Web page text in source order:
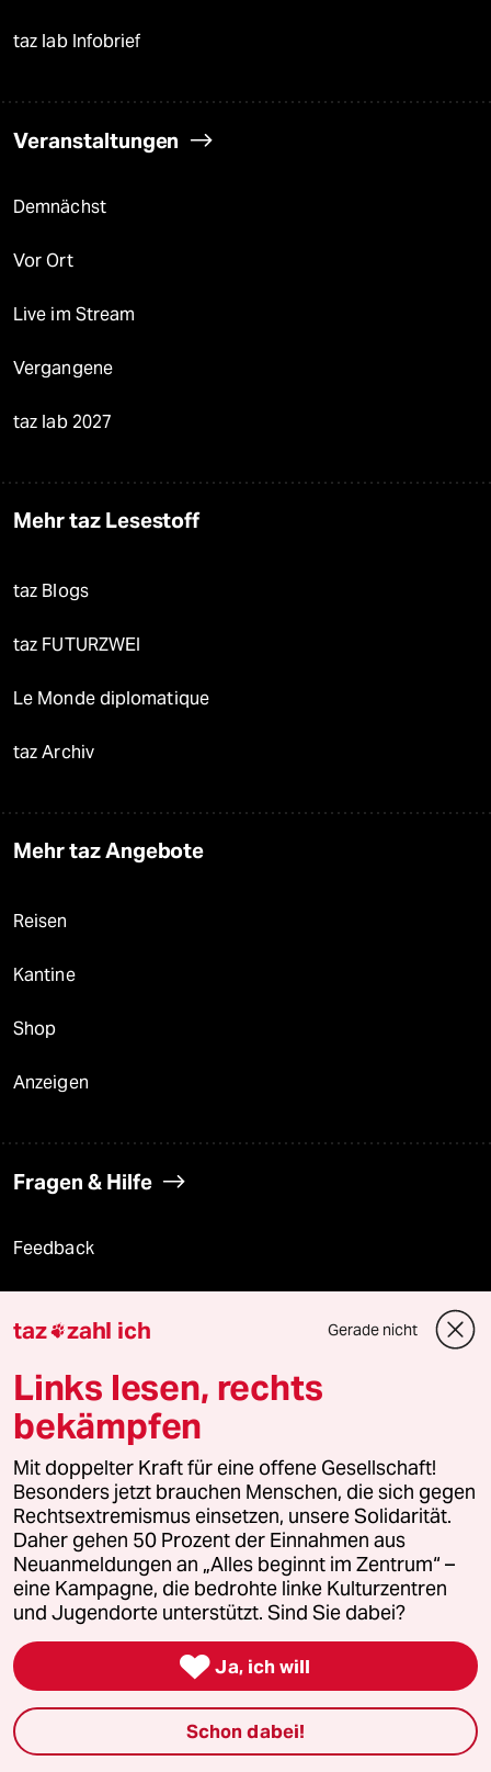
taz lab Infobrief
Veranstaltungen
Demnächst
Vor Ort
Live im Stream
Vergangene
taz lab 2027
Mehr taz Lesestoff
taz Blogs
taz FUTURZWEI
Le Monde diplomatique
taz Archiv
Mehr taz Angebote
Reisen
Kantine
Shop
Anzeigen
Fragen & Hilfe
Feedback
Downloads für Abonnierende
© 2026 taz Verlags und Vertriebs GmbH
Alle Rechte vorbehalten. Bei rechtlichen Fragen oder für Genehmigungen
wenden Sie sich bitte anlizenzen@taz.de
Feedback Redaktionsstatut Kommune-Richtlinien
Leitlinie Datenschutz Impressum
Seitenwende Einwilligungen widerrufen (Ads)
taz zahl ich Gerade nicht
Links lesen, rechts
bekämpfen
Mit doppelter Kraft für eine offene Gesellschaft!
Besonders jetzt brauchen Menschen, die sich gegen
Rechtsextremismus einsetzen, unsere Solidarität.
Daher gehen 50 Prozent der Einnahmen aus
Neuanmeldungen an „Alles beginnt im Zentrum“ –
eine Kampagne, die bedrohte linke Kulturzentren
und Jugendorte unterstützt. Sind Sie dabei?
 Ja, ich will
Schon dabei!